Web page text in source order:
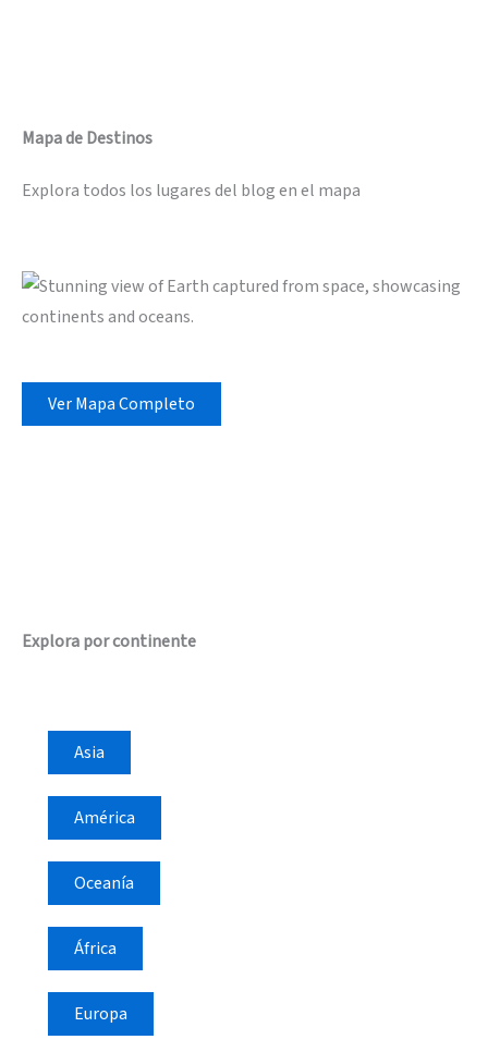
Mapa de Destinos
Explora todos los lugares del blog en el mapa
Ver Mapa Completo
Explora por continente
Asia
América
Oceanía
África
Europa